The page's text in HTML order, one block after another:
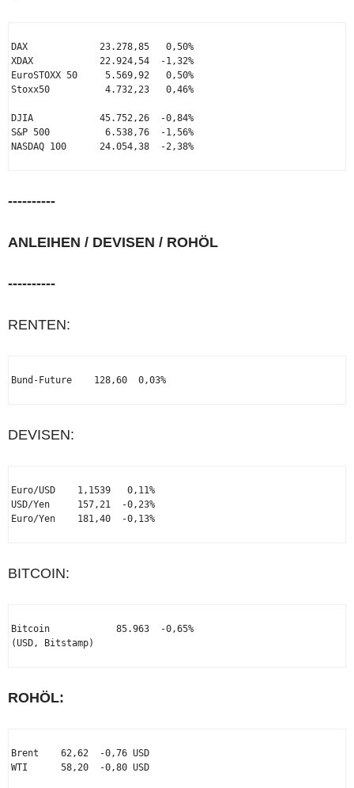
DAX             23.278,85   0,50%
XDAX            22.924,54  -1,32%
EuroSTOXX 50     5.569,92   0,50%
Stoxx50          4.732,23   0,46%
DJIA            45.752,26  -0,84%
S&P 500          6.538,76  -1,56%
NASDAQ 100      24.054,38  -2,38%
----------
ANLEIHEN / DEVISEN / ROHÖL
----------
RENTEN:
Bund-Future    128,60  0,03%
DEVISEN:
Euro/USD    1,1539   0,11%
USD/Yen     157,21  -0,23%
Euro/Yen    181,40  -0,13%
BITCOIN:
Bitcoin            85.963  -0,65%
(USD, Bitstamp)
ROHÖL:
Brent    62,62  -0,76 USD
WTI      58,20  -0,80 USD